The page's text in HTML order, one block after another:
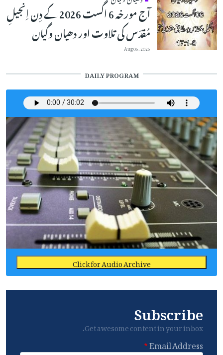
آج مورخہ 6 اگست 2026 کے دِن اِنجیلِ
مُقدّس کی تلاوت اور دھیان وگیان
Aug 06, 2026
DAILY PROGRAM
Click for Audio Archive
Subscribe
Get awesome content in your inbox.
Email Address